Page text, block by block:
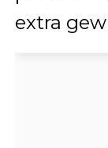
extra